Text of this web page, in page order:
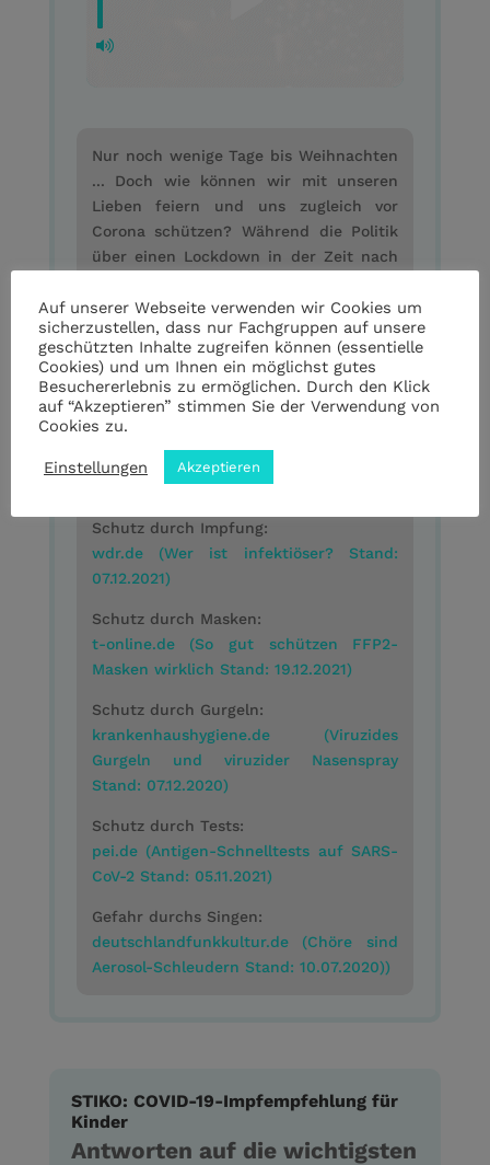
Nur noch wenige Tage bis Weihnachten
... Doch wie können wir mit unseren
Lieben feiern und uns zugleich vor
Corona schützen? Während die Politik
über einen Lockdown in der Zeit nach
Hausarzt Dr. med. Dierk Heimann im
Gespräch mit Inka Lude auf das, was
das Fest für uns alle sicherer machen
kann. Vom Impfen übers Gurgeln bis
hin zum Testen: Der Podcast mit den
sechs wichtigsten Tipps zu den
Feiertagen.
Schutz durch Impfung:
wdr.de (Wer ist infektiöser? Stand:
07.12.2021)
Schutz durch Masken:
t-online.de (So gut schützen FFP2-
Masken wirklich Stand: 19.12.2021)
Schutz durch Gurgeln:
krankenhaushygiene.de (Viruzides
Gurgeln und viruzider Nasenspray
Stand: 07.12.2020)
Schutz durch Tests:
pei.de (Antigen-Schnelltests auf SARS-
CoV-2 Stand: 05.11.2021)
Gefahr durchs Singen:
deutschlandfunkkultur.de (Chöre sind
Aerosol-Schleudern Stand: 10.07.2020))
STIKO: COVID-19-Impfempfehlung für
Kinder
Antworten auf die wichtigsten
Auf unserer Webseite verwenden wir Cookies um
sicherzustellen, dass nur Fachgruppen auf unsere
geschützten Inhalte zugreifen können (essentielle
Cookies) und um Ihnen ein möglichst gutes
Besuchererlebnis zu ermöglichen. Durch den Klick
auf “Akzeptieren” stimmen Sie der Verwendung von
Cookies zu.
Einstellungen Akzeptieren